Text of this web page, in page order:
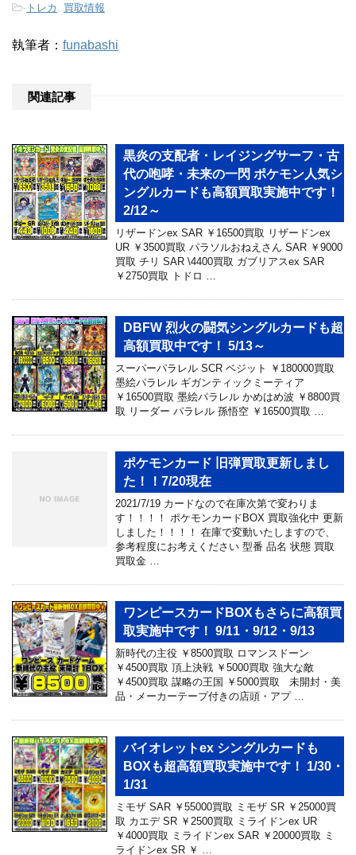
- トレカ 買取情報
執筆者： funabashi
関連記事
黒炎の支配者・レイジングサーフ・古
代の咆哮・未来の一閃 ポケモン人気シ
ングルカードも高額買取実施中です！
2/12～
リザードンex SAR ￥16500買取 リザードンex
UR ￥3500買取 パラソルおねえさん SAR ￥9000
買取 チリ SAR \4400買取 ガブリアスex SAR
￥2750買取 トドロ …
DBFW 烈火の闘気シングルカードも超
高額買取中です！ 5/13～
スーパーパラレル SCR ベジット ￥180000買取
墨絵パラレル ギガンティックミーティア
￥16500買取 墨絵パラレル かめはめ波 ￥8800買
取 リーダー パラレル 孫悟空 ￥16500買取 …
ポケモンカード 旧弾買取更新しまし
た！！7/20現在
2021/7/19 カードなので在庫次第で変わりま
す！！！！ ポケモンカードBOX 買取強化中 更新
しました！！！！ 在庫で変動いたしますので、
参考程度にお考えください 型番 品名 状態 買取
買取金 …
ワンピースカードBOXもさらに高額買
取実施中です！ 9/11・9/12・9/13
新時代の主役 ￥8500買取 ロマンスドーン
￥4500買取 頂上決戦 ￥5000買取 強大な敵
￥4500買取 謀略の王国 ￥5000買取 未開封・美
品・メーカーテープ付きの店頭・アプ …
バイオレットex シングルカードも
BOXも超高額買取実施中です！ 1/30・
1/31
ミモザ SAR ￥55000買取 ミモザ SR ￥25000買
取 カエデ SR ￥2500買取 ミライドンex UR
￥4000買取 ミライドンex SAR ￥20000買取 ミ
ライドンex SR ￥ …